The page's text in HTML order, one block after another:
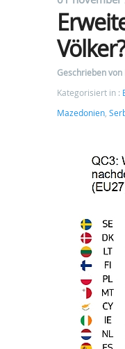
Geschrieben
Kategorisiert in :
Mazedonien,